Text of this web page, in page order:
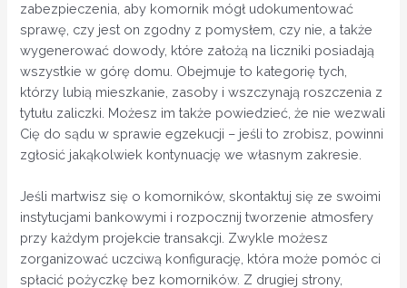
zabezpieczenia, aby komornik mógł udokumentować
sprawę, czy jest on zgodny z pomysłem, czy nie, a także
wygenerować dowody, które założą na liczniki posiadają
wszystkie w górę domu. Obejmuje to kategorię tych,
którzy lubią mieszkanie, zasoby i wszczynają roszczenia z
tytułu zaliczki. Możesz im także powiedzieć, że nie wezwali
Cię do sądu w sprawie egzekucji – jeśli to zrobisz, powinni
zgłosić jakąkolwiek kontynuację we własnym zakresie.
Jeśli martwisz się o komorników, skontaktuj się ze swoimi
instytucjami bankowymi i rozpocznij tworzenie atmosfery
przy każdym projekcie transakcji. Zwykle możesz
zorganizować uczciwą konfigurację, która może pomóc ci
spłacić pożyczkę bez komorników. Z drugiej strony,